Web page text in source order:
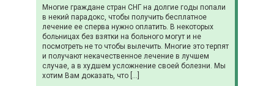
Многие граждане стран СНГ на долгие годы попали
в некий парадокс, чтобы получить бесплатное
лечение ее сперва нужно оплатить. В некоторых
больницах без взятки на больного могут и не
посмотреть не то чтобы вылечить. Многие это терпят
и получают некачественное лечение в лучшем
случае, а в худшем усложнение своей болезни. Мы
хотим Вам доказать, что […]